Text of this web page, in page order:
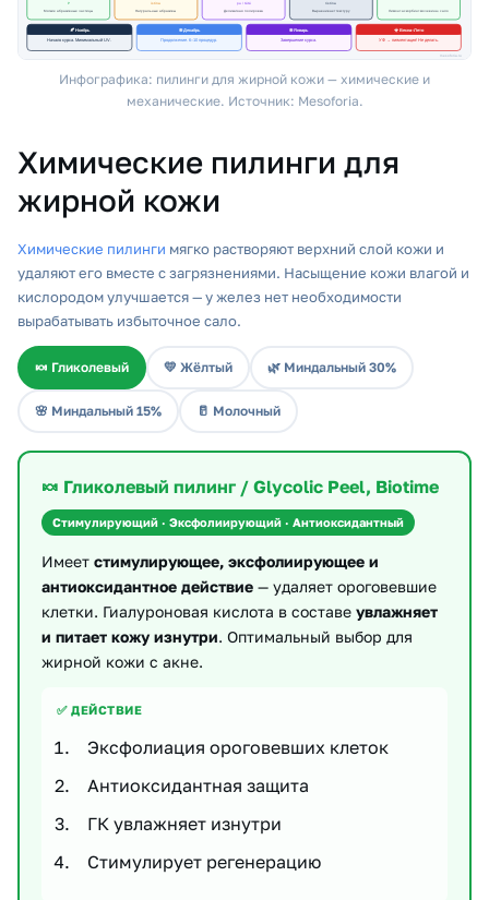
Инфографика: пилинги для жирной кожи — химические и
механические. Источник: Mesoforia.
Химические пилинги для
жирной кожи
Химические пилинги мягко растворяют верхний слой кожи и
удаляют его вместе с загрязнениями. Насыщение кожи влагой и
кислородом улучшается — у желез нет необходимости
вырабатывать избыточное сало.
🍬 Гликолевый 💛 Жёлтый 🌿 Миндальный 30%
🌸 Миндальный 15% 🥛 Молочный
🍬 Гликолевый пилинг / Glycolic Peel, Biotime
Стимулирующий · Эксфолиирующий · Антиоксидантный
Имеет стимулирующее, эксфолиирующее и
антиоксидантное действие — удаляет ороговевшие
клетки. Гиалуроновая кислота в составе увлажняет
и питает кожу изнутри. Оптимальный выбор для
жирной кожи с акне.
✅ ДЕЙСТВИЕ
Эксфолиация ороговевших клеток
Антиоксидантная защита
ГК увлажняет изнутри
Стимулирует регенерацию